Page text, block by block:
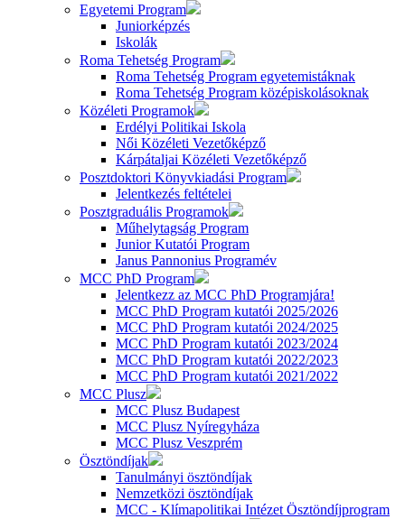
Egyetemi Program
Juniorképzés
Iskolák
Roma Tehetség Program
Roma Tehetség Program egyetemistáknak
Roma Tehetség Program középiskolásoknak
Közéleti Programok
Erdélyi Politikai Iskola
Női Közéleti Vezetőképző
Kárpátaljai Közéleti Vezetőképző
Posztdoktori Könyvkiadási Program
Jelentkezés feltételei
Posztgraduális Programok
Műhelytagság Program
Junior Kutatói Program
Janus Pannonius Programév
MCC PhD Program
Jelentkezz az MCC PhD Programjára!
MCC PhD Program kutatói 2025/2026
MCC PhD Program kutatói 2024/2025
MCC PhD Program kutatói 2023/2024
MCC PhD Program kutatói 2022/2023
MCC PhD Program kutatói 2021/2022
MCC Plusz
MCC Plusz Budapest
MCC Plusz Nyíregyháza
MCC Plusz Veszprém
Ösztöndíjak
Tanulmányi ösztöndíjak
Nemzetközi ösztöndíjak
MCC - Klímapolitikai Intézet Ösztöndíjprogram